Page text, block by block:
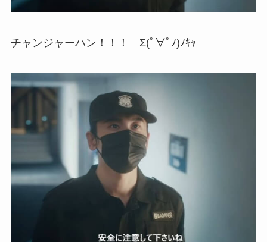
チャンジャーハン！！！ Σ(ﾟ∀ﾟﾉ)ﾉｷｬｰ